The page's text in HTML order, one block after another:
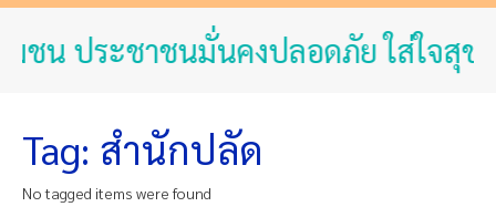
น ประชาชนมั่นคงปลอดภัย ใส่ใจสุข
Tag: สำนักปลัด
No tagged items were found